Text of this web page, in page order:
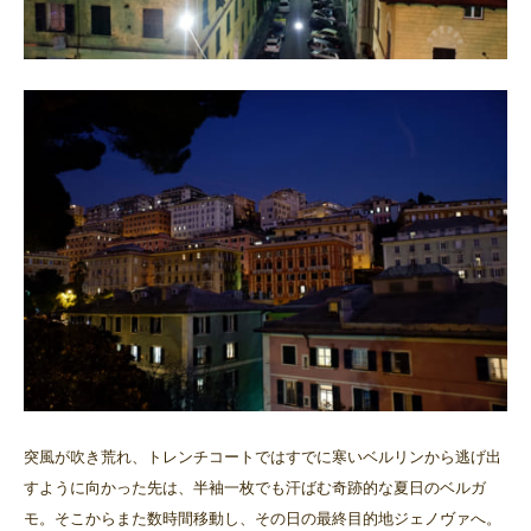
突風が吹き荒れ、トレンチコートではすでに寒いベルリンから逃げ出
すように向かった先は、半袖一枚でも汗ばむ奇跡的な夏日のベルガ
モ。そこからまた数時間移動し、その日の最終目的地ジェノヴァへ。